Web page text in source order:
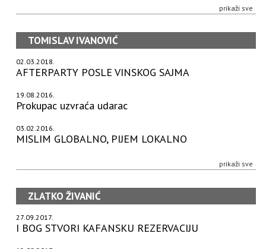
prikaži sve
TOMISLAV IVANOVIĆ
02.03.2018.
AFTERPARTY POSLE VINSKOG SAJMA
19.08.2016.
Prokupac uzvraća udarac
03.02.2016.
MISLIM GLOBALNO, PIJEM LOKALNO
prikaži sve
ZLATKO ŽIVANIĆ
27.09.2017.
I BOG STVORI KAFANSKU REZERVACIJU